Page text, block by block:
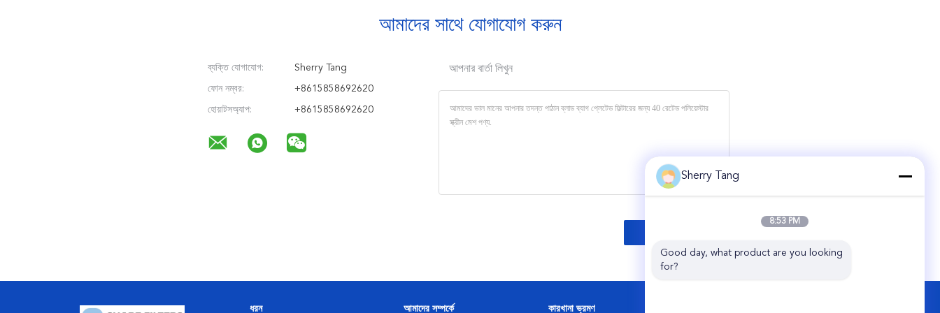
আমাদের সাথে যোগাযোগ করুন
ব্যক্তি যোগাযোগ: Sherry Tang
ফোন নম্বর: +8615858692620
হোয়াটসঅ্যাপ: +8615858692620
আপনার বার্তা লিখুন
ধরন আমাদের সম্পর্কে কারখানা ভ্রমণ
Sherry Tang
8:53 PM
Good day, what product are you looking
for?